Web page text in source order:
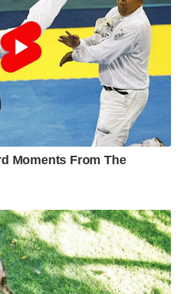
Moments From The